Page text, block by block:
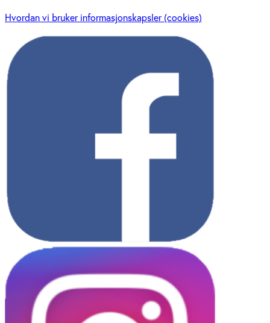
Hvordan vi bruker informasjonskapsler (cookies)